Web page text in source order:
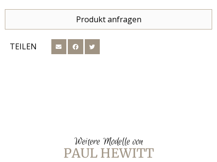
Produkt anfragen
TEILEN
Weitere Modelle von
PAUL HEWITT